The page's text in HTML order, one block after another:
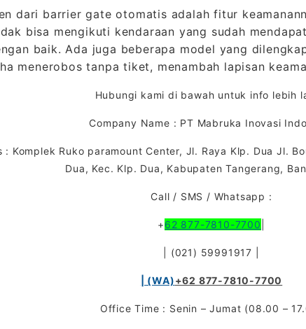
dari barrier gate otomatis adalah fitur
bisa mengikuti kendaraan yang sudah
baik. Ada juga beberapa model yang
menerobos tanpa tiket, menambah lapisan
Hubungi kami di bawah untuk info lebih
Company Name : PT Mabruka Inovasi
: Komplek Ruko paramount Center, Jl. Raya Klp. Dua Jl.
Dua, Kec. Klp. Dua, Kabupaten Tangerang,
Call / SMS / Whatsapp :
+62 877-7810-7700
| (021) 59991917 |
| (WA)+62 877-7810-7700
Office Time : Senin – Jumat (08.00 –